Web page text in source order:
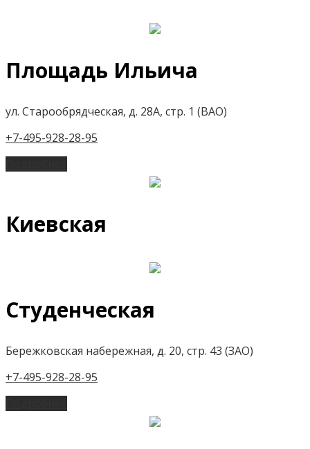
Площадь Ильича
ул. Старообрядческая, д. 28А, стр. 1 (ВАО)
+7-495-928-28-95
Киевская
Студенческая
Бережковская набережная, д. 20, стр. 43 (ЗАО)
+7-495-928-28-95